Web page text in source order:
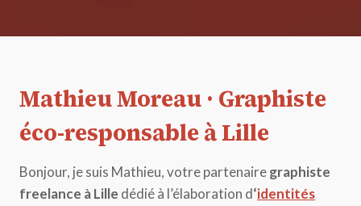
Mathieu Moreau · Graphiste
éco-responsable à Lille
Bonjour, je suis Mathieu, votre partenairegraphiste
freelance à Lille dédié à l’élaboration d‘identités